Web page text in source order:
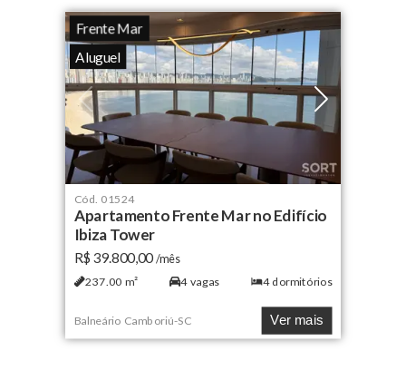
Frente Mar
Aluguel
Cód. 01524
Apartamento Frente Mar no Edifício
Ibiza Tower
R$ 39.800,00/mês
237.00 m² 4vagas 4dormitórios
Balneário Camboriú-SC Ver mais